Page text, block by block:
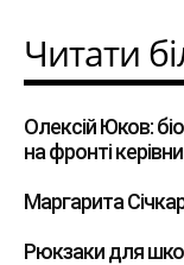
Читати
Олексій Юков:
на фронті
Маргарита
Рюкзаки для